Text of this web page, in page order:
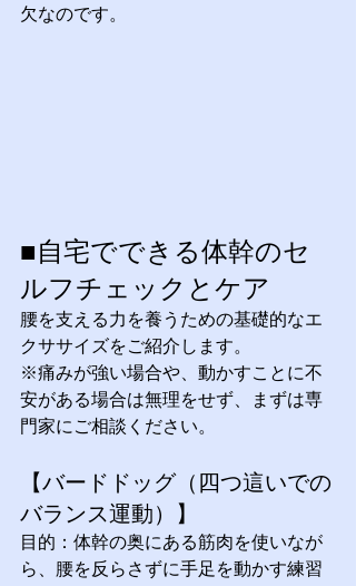
欠なのです。
■自宅でできる体幹のセ
ルフチェックとケア
腰を支える力を養うための基礎的なエ
クササイズをご紹介します。
※痛みが強い場合や、動かすことに不
安がある場合は無理をせず、まずは専
門家にご相談ください。
【バードドッグ（四つ這いでの
バランス運動）】
目的：体幹の奥にある筋肉を使いなが
ら、腰を反らさずに手足を動かす練習